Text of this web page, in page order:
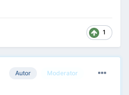
1
Autor Moderator